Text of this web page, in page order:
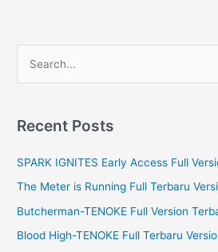
r
h
f
o
Recent Posts
SPARK IGNITES Early Access Full
The Meter is Running Full Terbaru
Butcherman-TENOKE Full Version
Blood High-TENOKE Full Terbaru